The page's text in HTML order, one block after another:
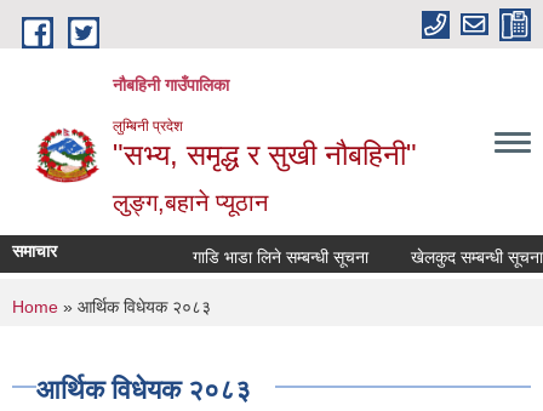
Skip to main content
नौबहिनी गाउँपालिका
लुम्बिनी प्रदेश
"सभ्य, समृद्ध र सुखी नौबहिनी"
लुङ्ग,बहाने प्यूठान
समाचार गाडि भाडा लिने सम्बन्धी सूचना खेलकुद सम्बन्धी सूचना
You are here
Home » आर्थिक विधेयक २०८३
आर्थिक विधेयक २०८३